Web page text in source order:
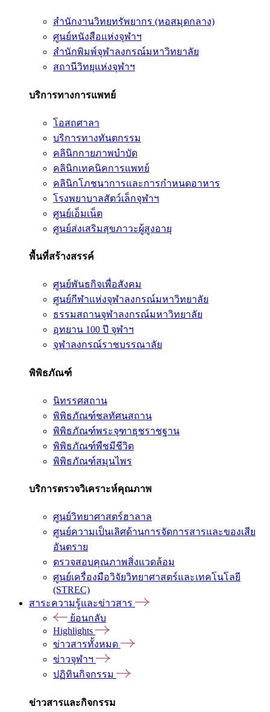
สำนักงานวิทยทรัพยากร (หอสมุดกลาง)
ศูนย์หนังสือแห่งจุฬาฯ
สำนักพิมพ์จุฬาลงกรณ์มหาวิทยาลัย
สถานีวิทยุแห่งจุฬาฯ
บริการทางการแพทย์
โอสถศาลา
บริการทางทันตกรรม
คลินิกกายภาพบำบัด
คลินิกเทคนิคการแพทย์
คลินิกโภชนาการและการกำหนดอาหาร
โรงพยาบาลสัตว์เล็กจุฬาฯ
ศูนย์เอ็มเน็ต
ศูนย์ส่งเสริมสุขภาวะผู้สูงอายุ
พื้นที่สร้างสรรค์
ศูนย์พันธกิจเพื่อสังคม
ศูนย์กีฬาแห่งจุฬาลงกรณ์มหาวิทยาลัย
ธรรมสถานจุฬาลงกรณ์มหาวิทยาลัย
อุทยาน 100 ปี จุฬาฯ
จุฬาลงกรณ์ราชบรรณาลัย
พิพิธภัณฑ์
นิทรรศสถาน
พิพิธภัณฑ์ชลทัศนสถาน
พิพิธภัณฑ์พระจุฑาธุชราชฐาน
พิพิธภัณฑ์พืชมีชีวิต
พิพิธภัณฑ์สมุนไพร
บริการตรวจวิเคราะห์คุณภาพ
ศูนย์วิทยาศาสตร์ฮาลาล
ศูนย์ความเป็นเลิศด้านการจัดการสารและของเสีย
อันตราย
ตรวจสอบคุณภาพสิ่งแวดล้อม
ศูนย์เครื่องมือวิจัยวิทยาศาสตร์และเทคโนโลยี
(STREC)
สาระความรู้และข่าวสาร
ย้อนกลับ
Highlights
ข่าวสารทั้งหมด
ข่าวจุฬาฯ
ปฏิทินกิจกรรม
ข่าวสารและกิจกรรม